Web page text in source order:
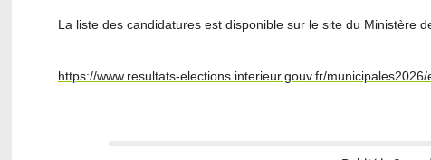
La liste des candidatures est disponible sur le site du Ministère
https://www.resultats-elections.interieur.gouv.fr/